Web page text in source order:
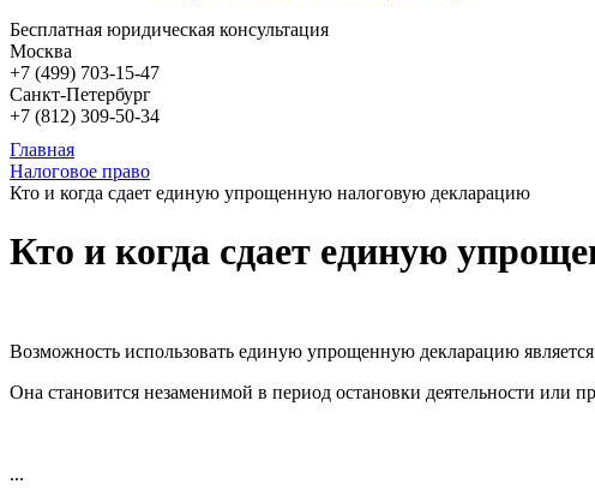
Бесплатная юридическая консультация
Москва
+7 (499) 703-15-47
Санкт-Петербург
+7 (812) 309-50-34
Главная
Налоговое право
Кто и когда сдает единую упрощенную налоговую декларацию
Кто и когда сдает единую
Возможность использовать единую упрощенную декларацию
Она становится незаменимой в период остановки деятельности
...